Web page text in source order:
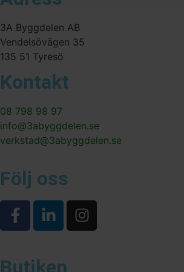
3A Byggdelen AB
Vendelsövägen 35
135 51 Tyresö
Kontakt
08 798 98 97
info@3abyggdelen.se
verkstad@3abyggdelen.se
Följ oss
Butiken